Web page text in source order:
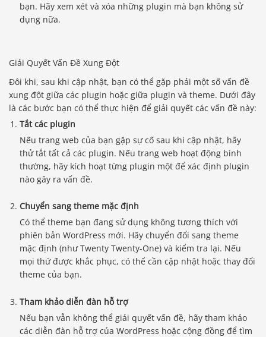
bạn. Hãy xem xét và xóa những plugin mà bạn không sử
dụng nữa.
Giải Quyết Vấn Đề Xung Đột
Đôi khi, sau khi cập nhật, bạn có thể gặp phải một số vấn đề
xung đột giữa các plugin hoặc giữa plugin và theme. Dưới đây
là các bước bạn có thể thực hiện để giải quyết các vấn đề này:
Tắt các plugin
Nếu trang web của bạn gặp sự cố sau khi cập nhật, hãy
thử tắt tất cả các plugin. Nếu trang web hoạt động bình
thường, hãy kích hoạt từng plugin một để xác định plugin
nào gây ra vấn đề.
Chuyển sang theme mặc định
Có thể theme bạn đang sử dụng không tương thích với
phiên bản WordPress mới. Hãy chuyển đổi sang theme
mặc định (như Twenty Twenty-One) và kiểm tra lại. Nếu
mọi thứ được khắc phục, có thể cần cập nhật hoặc thay đổi
theme của bạn.
Tham khảo diễn đàn hỗ trợ
Nếu bạn vẫn không thể giải quyết vấn đề, hãy tham khảo
các diễn đàn hỗ trợ của WordPress hoặc cộng đồng để tìm